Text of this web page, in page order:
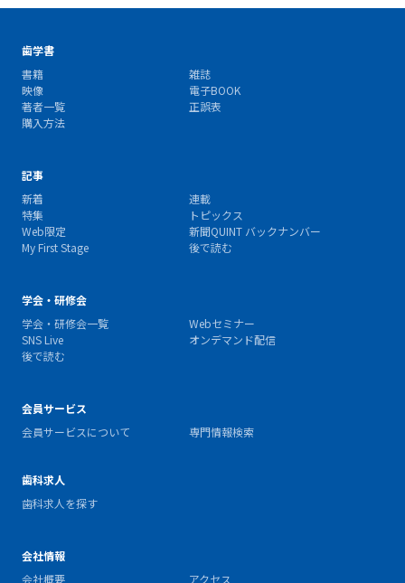
歯学書
書籍
雑誌
映像
電子BOOK
著者一覧
正誤表
購入方法
記事
新着
連載
特集
トピックス
Web限定
新聞QUINT バックナンバー
My First Stage
後で読む
学会・研修会
学会・研修会一覧
Webセミナー
SNS Live
オンデマンド配信
後で読む
会員サービス
会員サービスについて
専門情報検索
歯科求人
歯科求人を探す
会社情報
会社概要
アクセス